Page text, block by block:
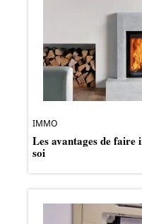
IMMO
Les avantages de faire
soi